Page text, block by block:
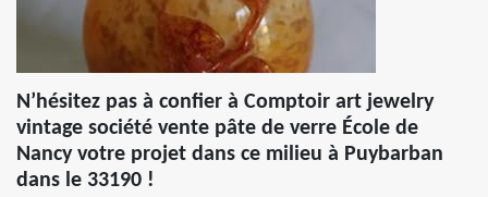
N’hésitez pas à confier à Comptoir art jewelry
vintage société vente pâte de verre École de
Nancy votre projet dans ce milieu à Puybarban
dans le 33190 !